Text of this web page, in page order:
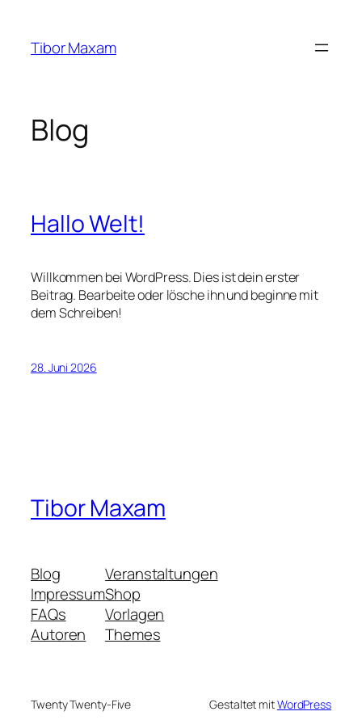
springen
Tibor Maxam
Blog
Hallo Welt!
Willkommen bei WordPress. Dies ist dein erster
Beitrag. Bearbeite oder lösche ihn und beginne mit
dem Schreiben!
28. Juni 2026
Tibor Maxam
Blog
Impressum
FAQs
Autoren
Veranstaltungen
Shop
Vorlagen
Themes
Twenty Twenty-Five Gestaltet mitWordPress